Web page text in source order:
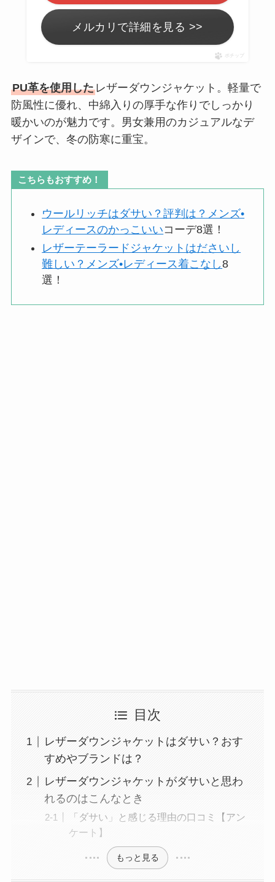
メルカリで詳細を見る >>
ポチップ
PU革を使用したレザーダウンジャケット。軽量で
防風性に優れ、中綿入りの厚手な作りでしっかり
暖かいのが魅力です。男女兼用のカジュアルなデ
ザインで、冬の防寒に重宝。
こちらもおすすめ！
ウールリッチはダサい？評判は？メンズ•
レディースのかっこいいコーデ8選！
レザーテーラードジャケットはださいし
難しい？メンズ•レディース着こなし8
選！
目次
レザーダウンジャケットはダサい？おす
すめやブランドは？
レザーダウンジャケットがダサいと思わ
れるのはこんなとき
「ダサい」と感じる理由の口コミ【アン
ケート】
もっと見る